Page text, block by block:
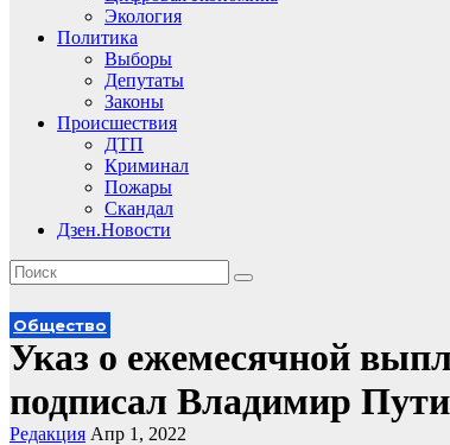
Экология
Политика
Выборы
Депутаты
Законы
Происшествия
ДТП
Криминал
Пожары
Скандал
Дзен.Новости
Общество
Указ о ежемесячной
подписал Владимир
Редакция Апр 1, 2022